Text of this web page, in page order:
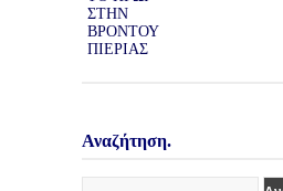
Αναζήτηση.